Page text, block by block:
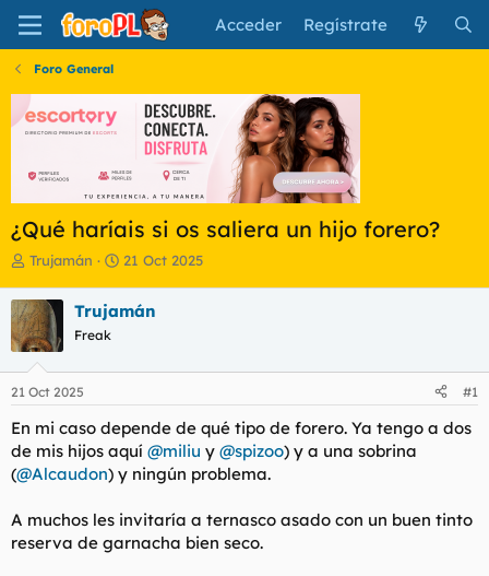
Acceder Regístrate
Foro General
¿Qué haríais si os saliera un hijo forero?
I
i
c
i
a
d
o
d
e
l
e
a
Trujamán
F
h
e
i
c
i
21 Oct 2025
Trujamán
Freak
21 Oct 2025 #1
En mi caso depende de qué tipo de forero. Ya tengo a dos
de mis hijos aquí @miliu y @spizoo) y a una sobrina
(@Alcaudon) y ningún problema.
A muchos les invitaría a ternasco asado con un buen tinto
reserva de garnacha bien seco.